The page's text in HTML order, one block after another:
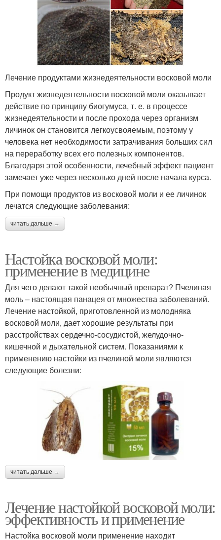
Лечение продуктами жизнедеятельности восковой моли
Продукт жизнедеятельности восковой моли оказывает
действие по принципу биогумуса, т. е. в процессе
жизнедеятельности и после прохода через организм
личинок он становится легкоусвояемым, поэтому у
человека нет необходимости затрачивания больших сил
на переработку всех его полезных компонентов.
Благодаря этой особенности, лечебный эффект пациент
замечает уже через несколько дней после начала курса.
При помощи продуктов из восковой моли и ее личинок
лечатся следующие заболевания:
читать дальше →
Настойка восковой моли:
применение в медицине
Для чего делают такой необычный препарат? Пчелиная
моль – настоящая панацея от множества заболеваний.
Лечение настойкой, приготовленной из молодняка
восковой моли, дает хорошие результаты при
расстройствах сердечно-сосудистой, желудочно-
кишечной и дыхательной систем. Показаниями к
применению настойки из пчелиной моли являются
следующие болезни:
читать дальше →
Лечение настойкой восковой моли:
эффективность и применение
Настойка восковой моли применение находит